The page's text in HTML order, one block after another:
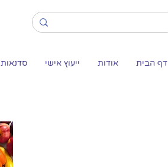
דף הבית אודות ייעוץ אישי סדנאות